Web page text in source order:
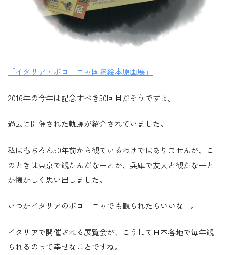
「イタリア・ボローニャ国際絵本原画展」
2016年の今年は記念すべき50回目だそうですよ。
過去に開催された軌跡が紹介されていました。
私はもちろん50年前から観ているわけではありませんが、こ
のときは東京で観たんだなーとか、兵庫で友人と観たなーと
か懐かしく思い出しました。
いつかイタリアのボローニャでも観られたらいいなー。
イタリアで開催される展覧会が、こうして日本各地で毎年観
られるのって幸せなことですね。